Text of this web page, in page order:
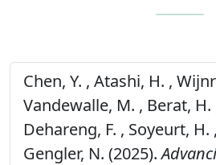
Chen, Y. , Atashi, H. ,
Vandewalle, M. , Berat, H.
Dehareng, F. , Soyeurt,
Gengler, N. (2025).